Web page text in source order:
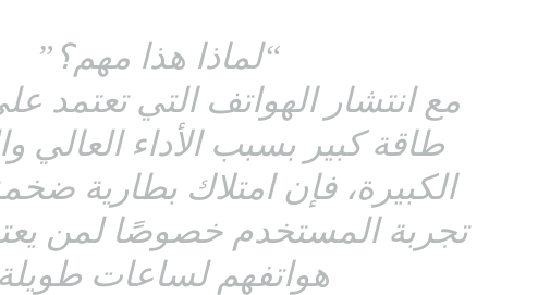
“لماذا هذا مهم؟”
مع انتشار الهواتف التي تعتمد
طاقة كبير بسبب الأداء العالي
الكبيرة، فإن امتلاك بطارية
تجربة المستخدم خصوصًا لمن
هواتفهم لساعات